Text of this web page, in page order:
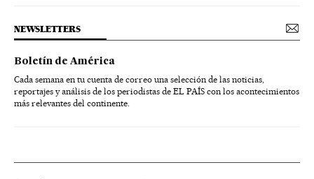
NEWSLETTERS
Boletín de América
Cada semana en tu cuenta de correo una selección de las noticias,
reportajes y análisis de los periodistas de EL PAÍS con los acontecimientos
más relevantes del continente.